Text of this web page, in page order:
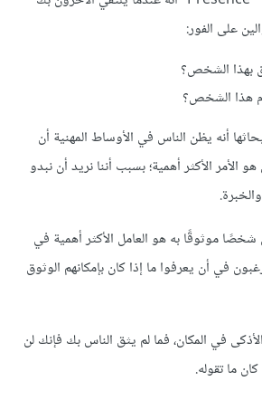
على الفور:
بهذا الشخص؟
هذا الشخص؟
أنه يظن الناس في الأوساط المهنية أن
الأمر الأكثر أهمية؛ بسبب أننا نريد أن نبدو
موثوقًا به هو العامل الأكثر أهمية في
في أن يعرفوا ما إذا كان بإمكانهم الوثوق
في المكان، فما لم يثق الناس بك فإنك لن
ما تقوله.